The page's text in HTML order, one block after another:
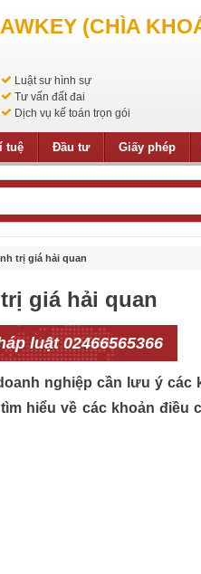
(CHÌA
Luật sư hình sự
Tư vấn đất đai
Dịch vụ kế toán trọn gói
tuệ Đầu tư Giấy phép
trị giá hải quan
giá hải quan
luật 02466565366
nghiệp cần lưu ý các
hiểu về các khoản điều